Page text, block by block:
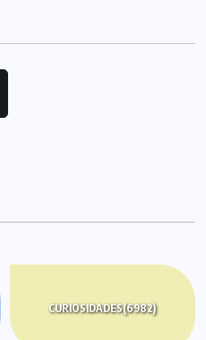
CURIOSIDADES(6982)